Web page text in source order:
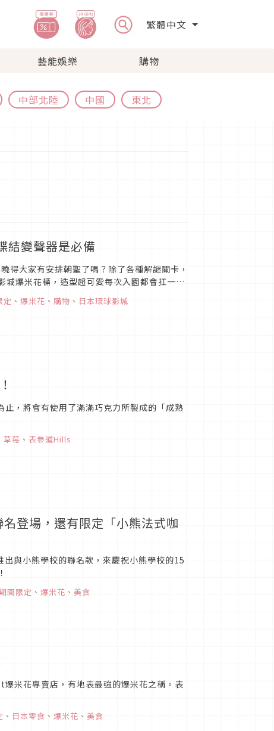
繁體中文
藝能娛樂 購物
中部北陸 中國 東北
結變聲器是必備
得大家有安排朝聖了嗎？除了各種解謎關卡，
爆米花桶，造型超可愛每次入園都會扛一個
定 、 爆米花 、 購物 、 日本環球影城
，將會有使用了滿滿巧克力所製成的「成熟
草莓 、 表參道Hills
登場，還有限定「小熊法式咖
與小熊學校的聯名款，來慶祝小熊學校的15
間限定 、 爆米花 、 美食
米花專賣店，有地表最強的爆米花之稱。表
、 日本零食 、 爆米花 、 美食